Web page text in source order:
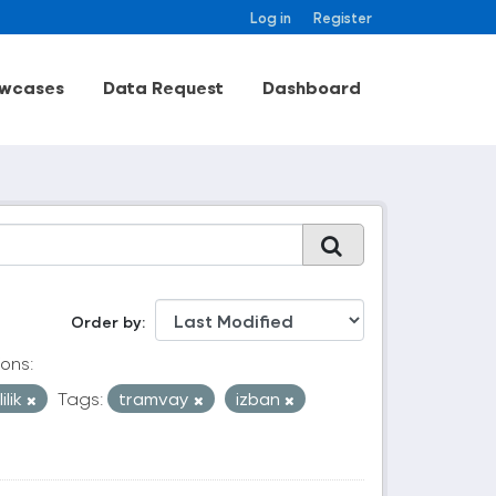
Log in Register
Data Request Dashboard
Order by
Tags: tramvay
izban